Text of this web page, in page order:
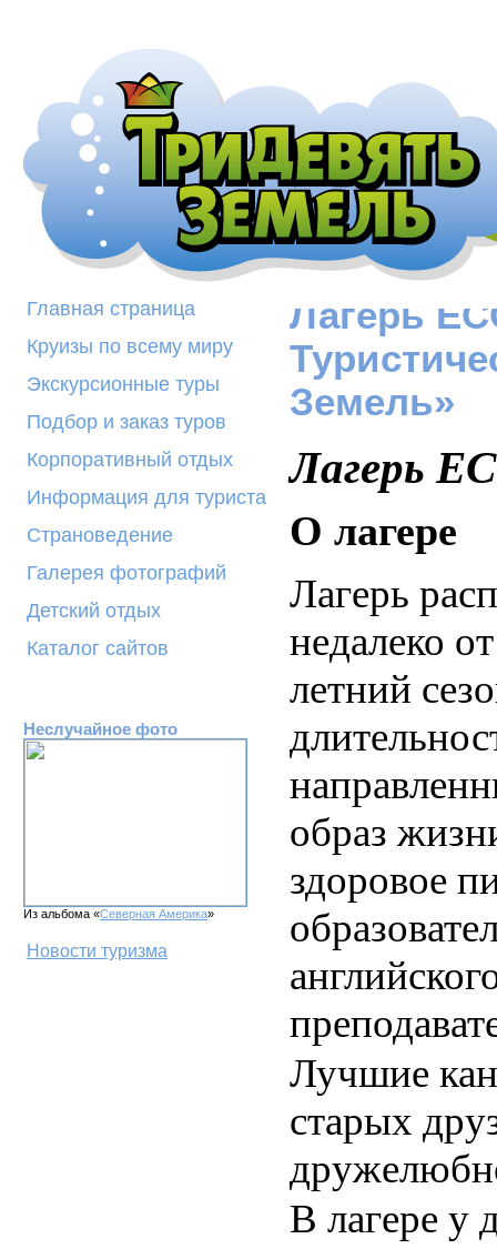
Главная страница
Круизы по всему миру
Экскурсионные туры
Подбор и заказ туров
Корпоративный отдых
Информация для туриста
Страноведение
Галерея фотографий
Детский отдых
Каталог сайтов
Неслучайное фото
Из альбома «Северная Америка»
Новости туризма
Лагерь
Земель»
Лагерь
О лагере
Лагерь
недалеко
летний
образ
здоровое
Лучшие
старых
В лагере у